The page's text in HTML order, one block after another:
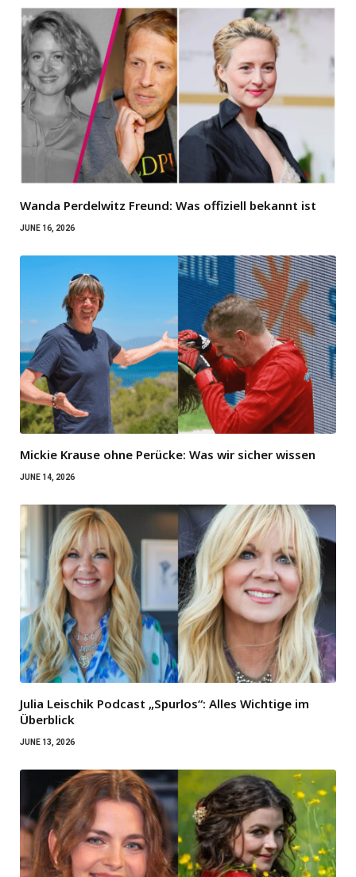
Wanda Perdelwitz Freund: Was offiziell bekannt ist
JUNE 16, 2026
Mickie Krause ohne Perücke: Was wir sicher wissen
JUNE 14, 2026
Julia Leischik Podcast „Spurlos“: Alles Wichtige im
Überblick
JUNE 13, 2026